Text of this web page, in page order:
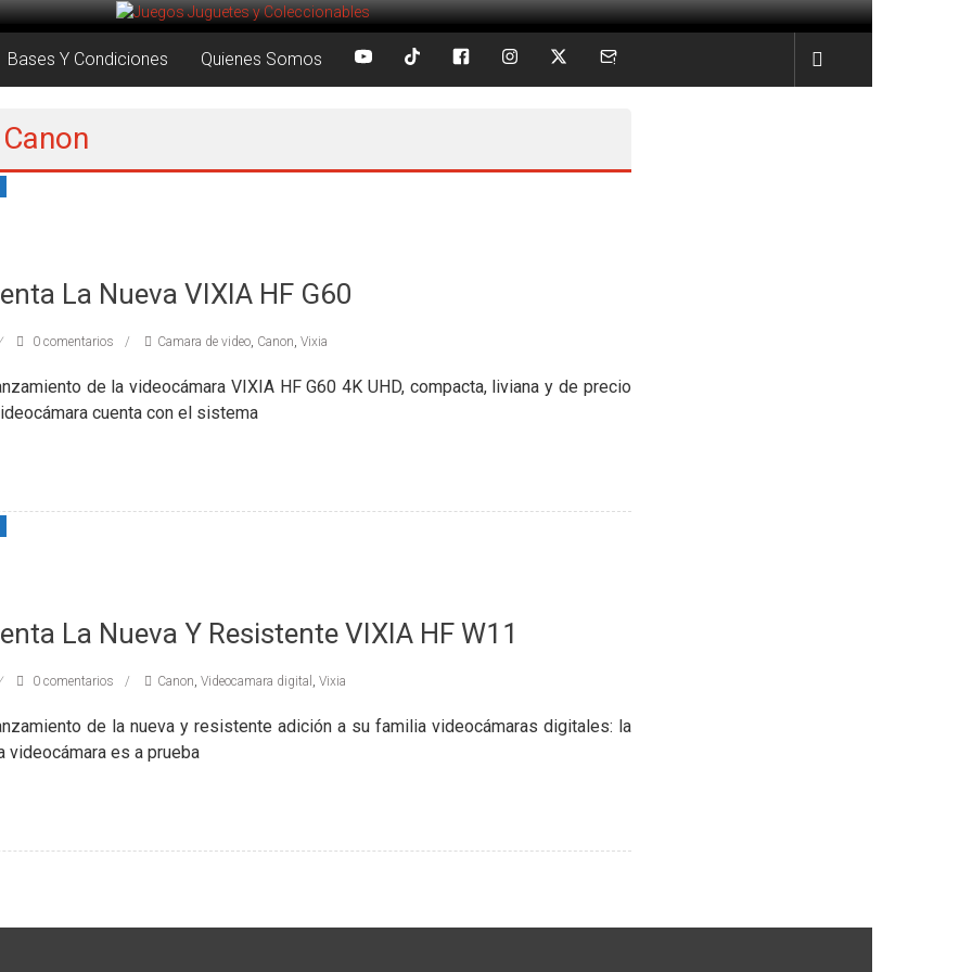
Bases Y Condiciones Quienes Somos
La Nueva VIXIA HF G60
0 comentarios Camara de video, Canon Vixia
de la videocámara VIXIA HF G60 4K UHD, compacta, liviana y de precio
cuenta con el sistema
La Nueva Y Resistente VIXIA HF W11
0 comentarios Canon Videocamara digital Vixia
de la nueva y resistente adición a su familia videocámaras digitales: la
videocámara es a prueba